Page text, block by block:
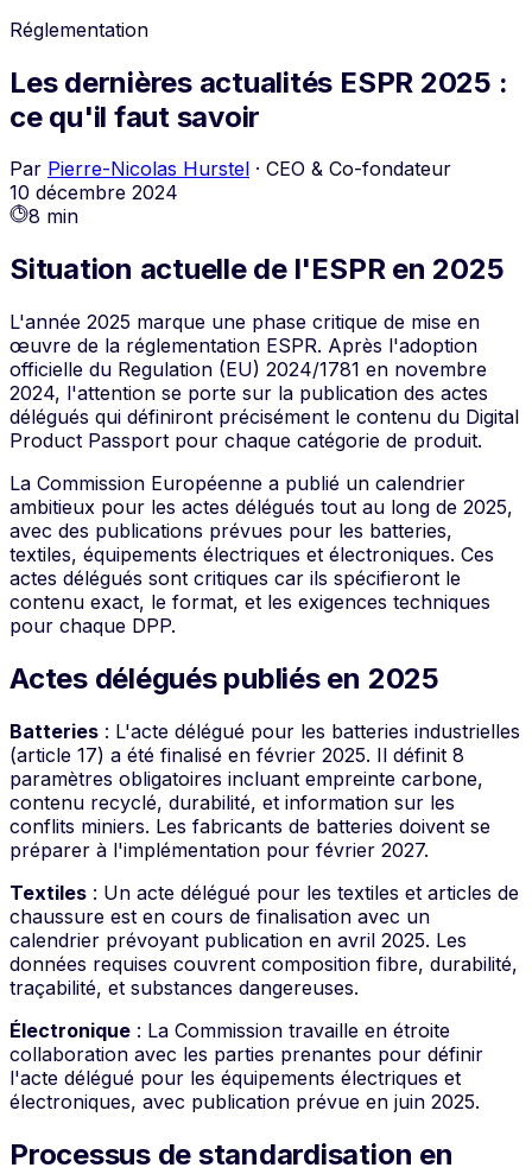
Réglementation
Les dernières actualités ESPR 2025 :
ce qu'il faut savoir
Par Pierre-Nicolas Hurstel · CEO & Co-fondateur
10 décembre 2024
8 min
Situation actuelle de l'ESPR en 2025
L'année 2025 marque une phase critique de mise en
œuvre de la réglementation ESPR. Après l'adoption
officielle du Regulation (EU) 2024/1781 en novembre
2024, l'attention se porte sur la publication des actes
délégués qui définiront précisément le contenu du Digital
Product Passport pour chaque catégorie de produit.
La Commission Européenne a publié un calendrier
ambitieux pour les actes délégués tout au long de 2025,
avec des publications prévues pour les batteries,
textiles, équipements électriques et électroniques. Ces
actes délégués sont critiques car ils spécifieront le
contenu exact, le format, et les exigences techniques
pour chaque DPP.
Actes délégués publiés en 2025
Batteries : L'acte délégué pour les batteries industrielles
(article 17) a été finalisé en février 2025. Il définit 8
paramètres obligatoires incluant empreinte carbone,
contenu recyclé, durabilité, et information sur les
conflits miniers. Les fabricants de batteries doivent se
préparer à l'implémentation pour février 2027.
Textiles : Un acte délégué pour les textiles et articles de
chaussure est en cours de finalisation avec un
calendrier prévoyant publication en avril 2025. Les
données requises couvrent composition fibre, durabilité,
traçabilité, et substances dangereuses.
Électronique : La Commission travaille en étroite
collaboration avec les parties prenantes pour définir
l'acte délégué pour les équipements électriques et
électroniques, avec publication prévue en juin 2025.
Processus de standardisation en